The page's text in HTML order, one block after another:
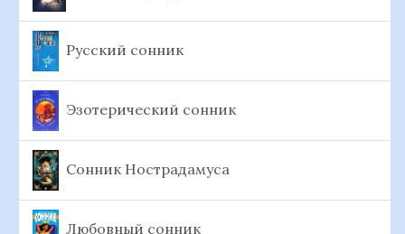
Русский сонник
Эзотерический сонник
Сонник Нострадамуса
Любовный сонник